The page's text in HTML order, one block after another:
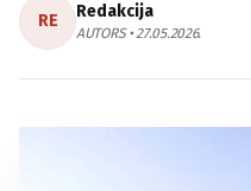
RE Redakcija
AUTORS • 27.05.2026.